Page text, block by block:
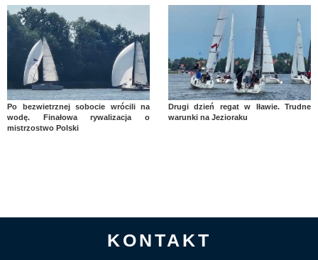
Po bezwietrznej sobocie wrócili na
wodę. Finałowa rywalizacja o
mistrzostwo Polski
Drugi dzień regat w Iławie. Trudne
warunki na Jezioraku
KONTAKT